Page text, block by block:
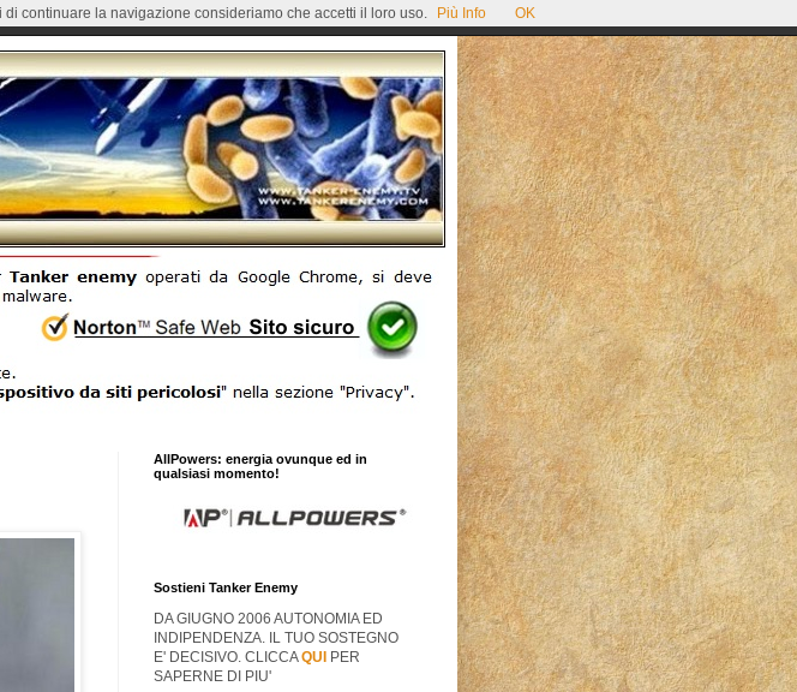
AllPowers: energia ovunque ed in
qualsiasi momento!
Sostieni Tanker Enemy
DA GIUGNO 2006 AUTONOMIA ED
INDIPENDENZA. IL TUO SOSTEGNO
E' DECISIVO. CLICCAQUI
PER
SAPERNE DI PIU'
continuare la navigazione consideriamo che accetti il loro uso. Più Info OK